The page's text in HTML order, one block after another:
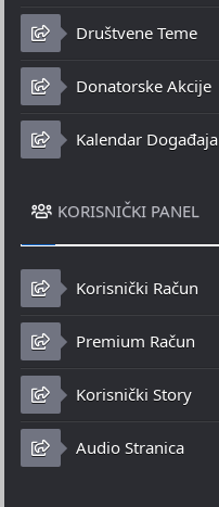
Društvene Teme
Donatorske Akcije
Kalendar Događaja
KORISNIČKI PANEL
Korisnički Račun
Premium Račun
Korisnički Story
Audio Stranica